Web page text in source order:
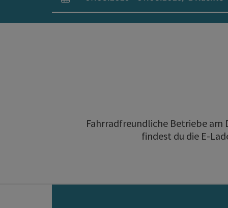
An- und Abreisefelder
Fahrradfreundliche Betriebe am
findest du die E-